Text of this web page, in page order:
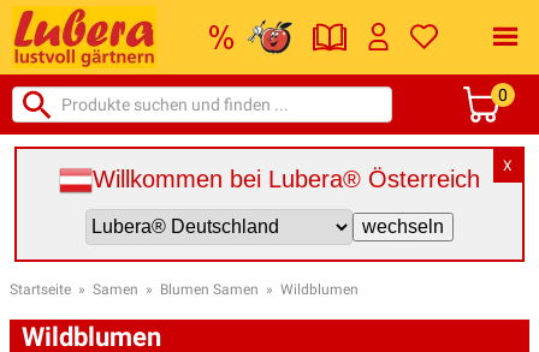
0
X
Willkommen bei Lubera® Österreich
Startseite » Samen » Blumen Samen » Wildblumen
Wildblumen